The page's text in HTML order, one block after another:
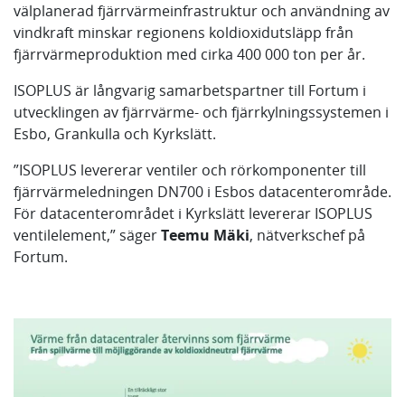
välplanerad fjärrvärmeinfrastruktur och användning av
vindkraft minskar regionens koldioxidutsläpp från
fjärrvärmeproduktion med cirka 400 000 ton per år.
ISOPLUS är långvarig samarbetspartner till Fortum i
utvecklingen av fjärrvärme- och fjärrkylningssystemen i
Esbo, Grankulla och Kyrkslätt.
”ISOPLUS levererar ventiler och rörkomponenter till
fjärrvärmeledningen DN700 i Esbos datacenterområde.
För datacenterområdet i Kyrkslätt levererar ISOPLUS
ventilelement,” sägerTeemu Mäki, nätverkschef på
Fortum.